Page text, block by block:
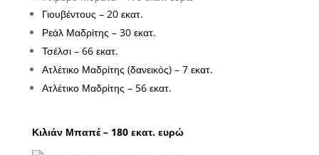
Γιουβέντους – 20 εκατ.
Ρεάλ Μαδρίτης – 30 εκατ.
Τσέλσι – 66 εκατ.
Ατλέτικο Μαδρίτης (δανεικός) – 7 εκατ.
Ατλέτικο Μαδρίτης – 56 εκατ.
Κιλιάν Μπαπέ – 180 εκατ. ευρώ